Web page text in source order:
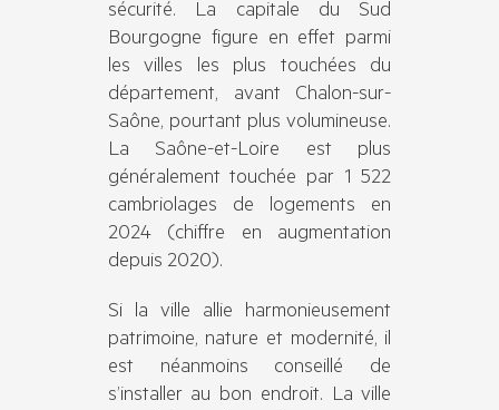
sécurité. La capitale du Sud
Bourgogne figure en effet parmi
les villes les plus touchées du
département, avant Chalon-sur-
Saône, pourtant plus volumineuse.
La Saône-et-Loire est plus
généralement touchée par 1 522
cambriolages de logements en
2024 (chiffre en augmentation
depuis 2020).
Si la ville allie harmonieusement
patrimoine, nature et modernité, il
est néanmoins conseillé de
s’installer au bon endroit. La ville